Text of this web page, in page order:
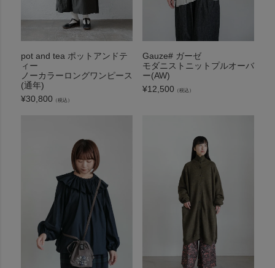
pot and tea ポットアンドテ
ィー
ノーカラーロングワンピース
(通年)
¥30,800 （税込）
Gauze# ガーゼ
モダニストニットプルオーバ
ー(AW)
¥12,500 （税込）